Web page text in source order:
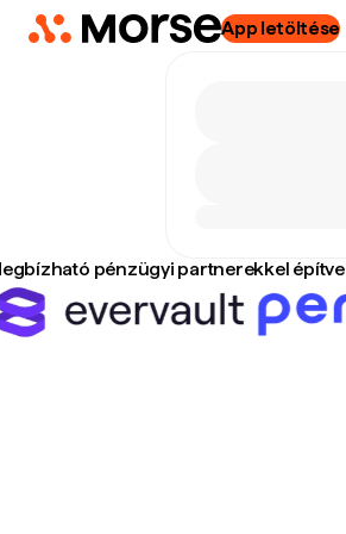
App letöltése
pénzügyi partnerekkel építve